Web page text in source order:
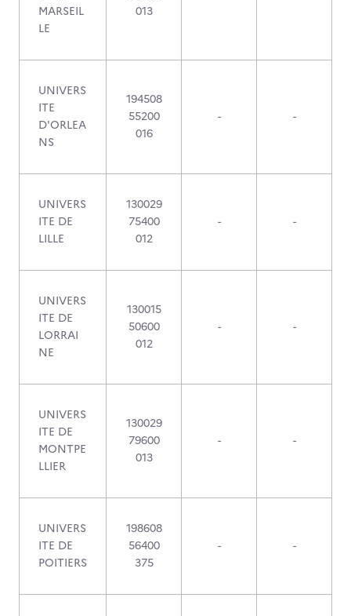
MARSEIL
LE
013
UNIVERS
ITE
D'ORLEA
NS
194508
55200
016
- -
UNIVERS
ITE DE
LILLE
130029
75400
012
- -
UNIVERS
ITE DE
LORRAI
NE
130015
50600
012
- -
UNIVERS
ITE DE
MONTPE
LLIER
130029
79600
013
- -
UNIVERS
ITE DE
POITIERS
198608
56400
375
- -